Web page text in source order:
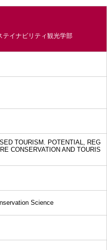
イナビリティ観光学部
TOURISM. POTENTIAL, REG
CONSERVATION AND TOURIS
Science